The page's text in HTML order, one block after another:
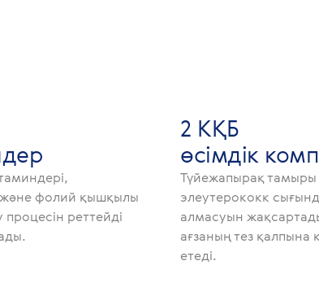
фолий қышқылы
реттейді
2 КҚБ
өсімдік
Түйежапырақ
элеутерококк
алмасуын
ағзаның тез қалпына
етеді.